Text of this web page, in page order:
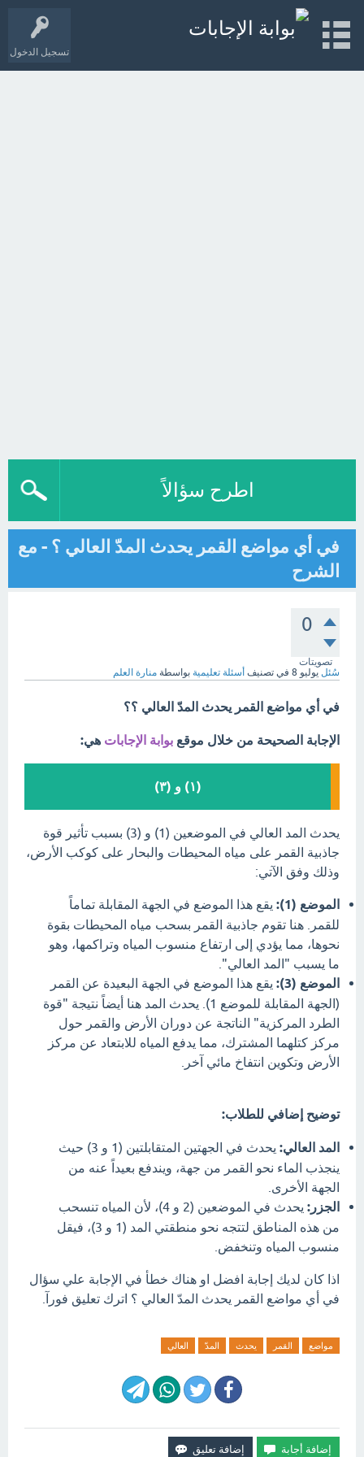
تسجيل الدخول
اطرح سؤالاً
في أي مواضع القمر يحدث المدّ العالي ؟ - مع
الشرح
0
تصويتات
سُئل يوليو 8 في تصنيف أسئلة تعليمية بواسطة منارة العلم
في أي مواضع القمر يحدث المدّ العالي ؟؟
الإجابة الصحيحة من خلال موقع بوابة الإجابات هي:
(١) و (٣)
يحدث المد العالي في الموضعين (1) و (3) بسبب تأثير قوة
جاذبية القمر على مياه المحيطات والبحار على كوكب الأرض،
وذلك وفق الآتي:
الموضع (1):
يقع هذا الموضع في الجهة المقابلة تماماً
للقمر. هنا تقوم جاذبية القمر بسحب مياه المحيطات بقوة
نحوها، مما يؤدي إلى ارتفاع منسوب المياه وتراكمها، وهو
ما يسبب "المد العالي".
الموضع (3):
يقع هذا الموضع في الجهة البعيدة عن القمر
(الجهة المقابلة للموضع 1). يحدث المد هنا أيضاً نتيجة "قوة
الطرد المركزية" الناتجة عن دوران الأرض والقمر حول
مركز كتلهما المشترك، مما يدفع المياه للابتعاد عن مركز
الأرض وتكوين انتفاخ مائي آخر.
توضيح إضافي للطلاب:
المد العالي:
يحدث في الجهتين المتقابلتين (1 و 3) حيث
ينجذب الماء نحو القمر من جهة، ويندفع بعيداً عنه من
الجهة الأخرى.
الجزر:
يحدث في الموضعين (2 و 4)، لأن المياه تنسحب
من هذه المناطق لتتجه نحو منطقتي المد (1 و 3)، فيقل
منسوب المياه وتنخفض.
اذا كان لديك إجابة افضل او هناك خطأ في الإجابة علي سؤال
في أي مواضع القمر يحدث المدّ العالي ؟ اترك تعليق فورآ.
مواضع القمر يحدث المدّ العالي